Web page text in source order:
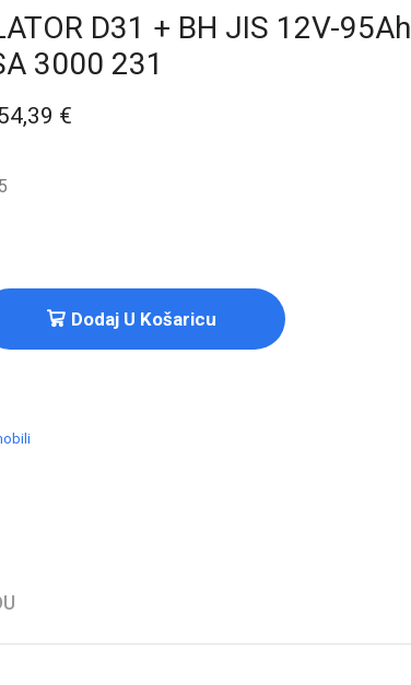
D31 + BH JIS 12V-95Ah
3000 231
€
Dodaj U Košaricu